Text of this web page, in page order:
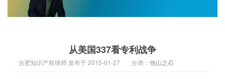
从美国337看专利战争
合肥知识产权律师 发布于 2015-01-27 分类： 他山之石